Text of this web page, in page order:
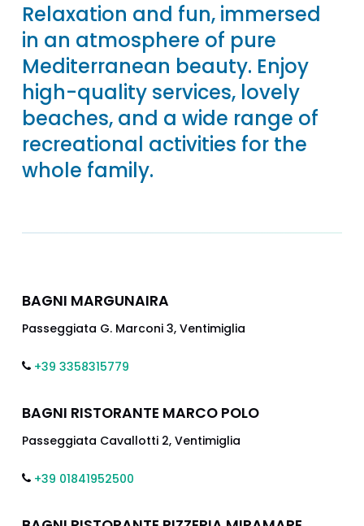
Relaxation and fun, immersed
in an atmosphere of pure
Mediterranean beauty. Enjoy
high-quality services, lovely
beaches, and a wide range of
recreational activities for the
whole family.
BAGNI MARGUNAIRA
Passeggiata G. Marconi 3, Ventimiglia
+39 3358315779
BAGNI RISTORANTE MARCO POLO
Passeggiata Cavallotti 2, Ventimiglia
+39 01841952500